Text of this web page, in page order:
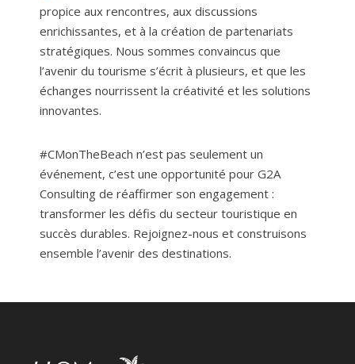
propice aux rencontres, aux discussions
enrichissantes, et à la création de partenariats
stratégiques. Nous sommes convaincus que
l’avenir du tourisme s’écrit à plusieurs, et que les
échanges nourrissent la créativité et les solutions
innovantes.
#CMonTheBeach n’est pas seulement un
événement, c’est une opportunité pour G2A
Consulting de réaffirmer son engagement :
transformer les défis du secteur touristique en
succès durables. Rejoignez-nous et construisons
ensemble l’avenir des destinations.